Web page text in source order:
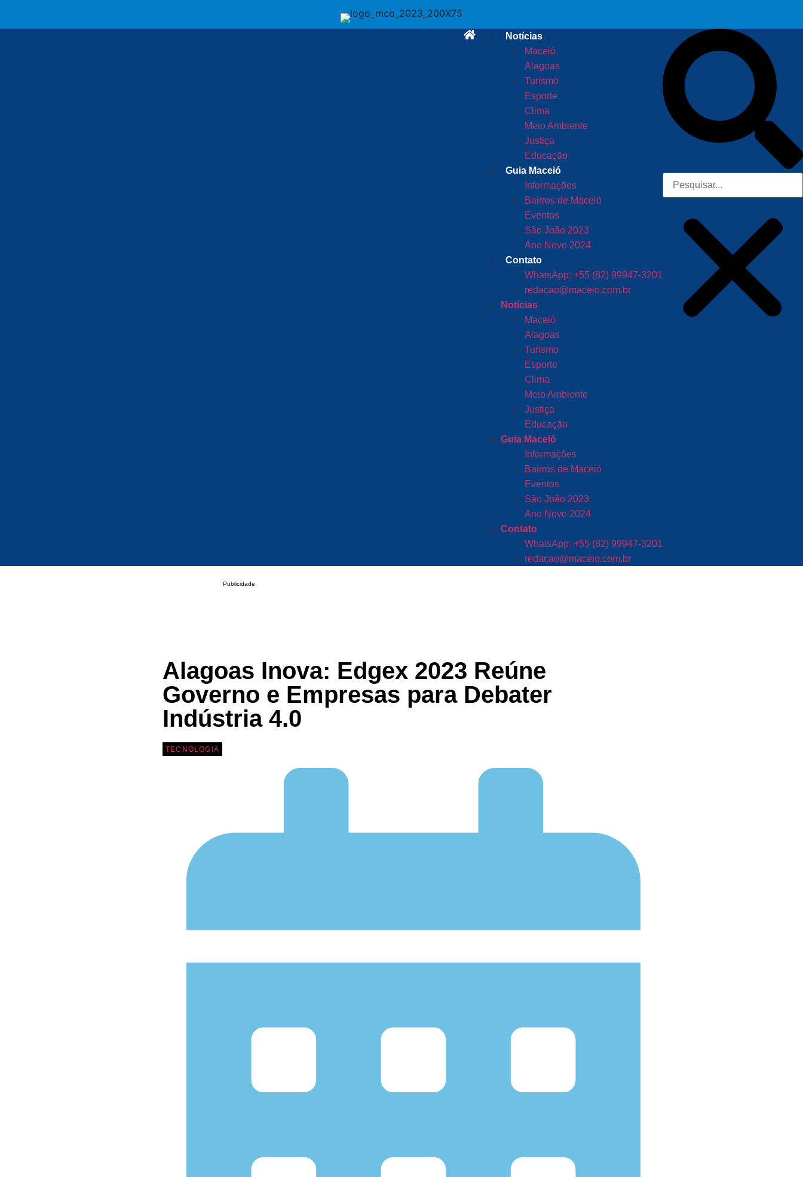
Notícias
Maceió
Alagoas
Turismo
Esporte
Clima
Meio Ambiente
Justiça
Educação
Guia Maceió
Informações
Bairros de Maceió
Eventos
São João 2023
Ano Novo 2024
Contato
WhatsApp: +55 (82) 99947-3201
redacao@maceio.com.br
Notícias
Maceió
Alagoas
Turismo
Esporte
Clima
Meio Ambiente
Justiça
Educação
Guia Maceió
Informações
Bairros de Maceió
Eventos
São João 2023
Ano Novo 2024
Contato
WhatsApp: +55 (82) 99947-3201
redacao@maceio.com.br
Publicidade
Alagoas Inova: Edgex 2023 Reúne
Governo e Empresas para Debater
Indústria 4.0
TECNOLOGIA